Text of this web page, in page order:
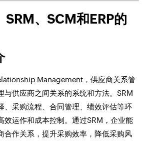
SRM、SCM和ERP的
Management，供应商关系管
与供应商之间关系的系统和方法。SRM
、采购流程、合同管理、绩效评估等环
效运作和成本控制。通过SRM，企业能
合作关系，提升采购效率，降低采购风